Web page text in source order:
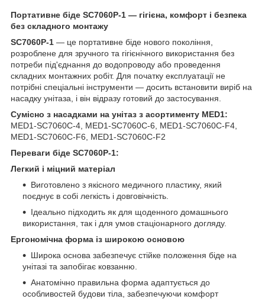
Портативне біде SC7060P-1 — гігієна, комфорт і безпека
без складного монтажу
SC7060P-1 — це портативне біде нового покоління,
розроблене для зручного та гігієнічного використання без
потреби під'єднання до водопроводу або проведення
складних монтажних робіт. Для початку експлуатації не
потрібні спеціальні інструменти — досить встановити виріб на
насадку унітаза, і він відразу готовий до застосування.
Сумісно з насадками на унітаз з асортименту MED1:
MED1-SC7060C-4, MED1-SC7060C-6, MED1-SC7060C-F4,
MED1-SC7060C-F6, MED1-SC7060C-F2
Переваги біде SC7060P-1:
Легкий і міцний матеріал
Виготовлено з якісного медичного пластику, який
поєднує в собі легкість і довговічність.
Ідеально підходить як для щоденного домашнього
використання, так і для умов стаціонарного догляду.
Ергономічна форма із широкою основою
Широка основа забезпечує стійке положення біде на
унітазі та запобігає ковзанню.
Анатомічно правильна форма адаптується до
особливостей будови тіла, забезпечуючи комфорт